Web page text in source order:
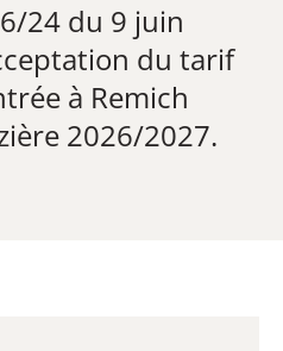
24 du 9 juin
du tarif
à Remich
2026/2027.